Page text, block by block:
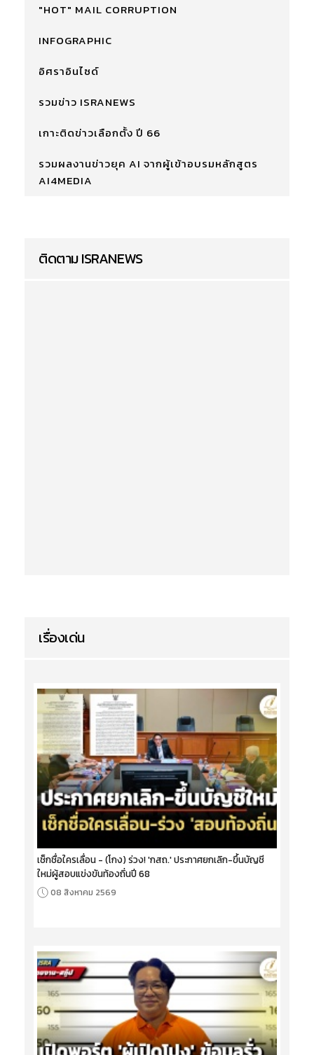
"HOT" MAIL CORRUPTION
INFOGRAPHIC
อิศราอินไซด์
รวมข่าว ISRANEWS
เกาะติดข่าวเลือกตั้ง ปี 66
รวมผลงานข่าวยุค AI จากผู้เข้าอบรมหลักสูตร
AI4MEDIA
ติดตาม ISRANEWS
เรื่องเด่น
เช็กชื่อใครเลื่อน - (โกง) ร่วง! 'กสถ.' ประกาศยกเลิก-ขึ้นบัญชี
ใหม่ผู้สอบแข่งขันท้องถิ่นปี 68
08 สิงหาคม 2569